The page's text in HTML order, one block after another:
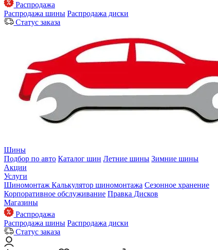
Распродажа
Распродажа шины Распродажа диски
Статус заказа
Шины
Подбор по авто Каталог шин Летние шины Зимние шины
Акции
Услуги
Шиномонтаж Калькулятор шиномонтажа Сезонное хранение
Корпоративное обслуживание Правка Дисков
Магазины
Распродажа
Распродажа шины Распродажа диски
Статус заказа